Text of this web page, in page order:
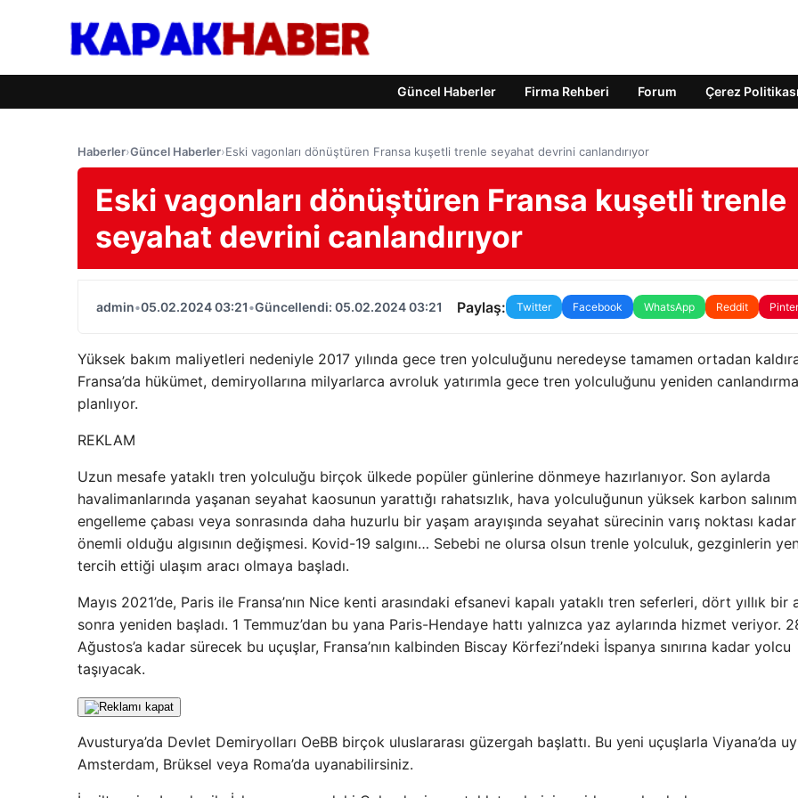
Güncel Haberler Firma Rehberi Forum Çerez Politikası
Haberler›Güncel Haberler›Eski vagonları dönüştüren Fransa kuşetli trenle seyahat devrini canlandırıyor
Eski vagonları dönüştüren Fransa kuşetli trenle
seyahat devrini canlandırıyor
admin•05.02.2024 03:21•Güncellendi: 05.02.2024 03:21 Paylaş: Twitter Facebook WhatsApp Reddit
Yüksek bakım maliyetleri nedeniyle 2017 yılında gece tren yolculuğunu neredeyse tamamen ortadan
Fransa’da hükümet, demiryollarına milyarlarca avroluk yatırımla gece tren yolculuğunu yeniden
planlıyor.
REKLAM
Uzun mesafe yataklı tren yolculuğu birçok ülkede popüler günlerine dönmeye hazırlanıyor. Son aylarda
havalimanlarında yaşanan seyahat kaosunun yarattığı rahatsızlık, hava yolculuğunun yüksek karbon
engelleme çabası veya sonrasında daha huzurlu bir yaşam arayışında seyahat sürecinin varış noktası kadar
önemli olduğu algısının değişmesi. Kovid-19 salgını… Sebebi ne olursa olsun trenle yolculuk, gezginlerin
tercih ettiği ulaşım aracı olmaya başladı.
Mayıs 2021’de, Paris ile Fransa’nın Nice kenti arasındaki efsanevi kapalı yataklı tren seferleri, dört yıllık bir
sonra yeniden başladı. 1 Temmuz’dan bu yana Paris-Hendaye hattı yalnızca yaz aylarında hizmet veriyor.
Ağustos’a kadar sürecek bu uçuşlar, Fransa’nın kalbinden Biscay Körfezi’ndeki İspanya sınırına kadar yolcu
taşıyacak.
Avusturya’da Devlet Demiryolları OeBB birçok uluslararası güzergah başlattı. Bu yeni uçuşlarla Viyana’da
Amsterdam, Brüksel veya Roma’da uyanabilirsiniz.